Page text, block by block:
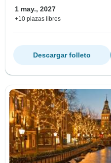
1 may., 2027
+10 plazas libres
Descargar folleto